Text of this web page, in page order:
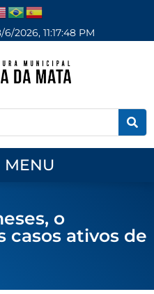
6/2026, 11:17:48 PM
MENU
o
casos ativos de